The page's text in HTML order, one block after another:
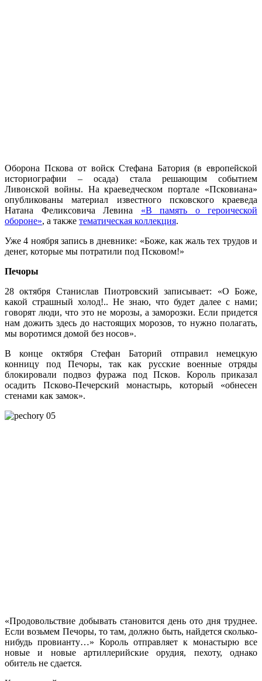
Оборона Пскова от войск Стефана Батория (в европейской
историографии – осада) стала решающим событием
Ливонской войны. На краеведческом портале «Псковиана»
опубликованы материал известного псковского краеведа
Натана Феликсовича Левина «В память о героической
обороне», а также тематическая коллекция.
Уже 4 ноября запись в дневнике: «Боже, как жаль тех трудов и
денег, которые мы потратили под Псковом!»
Печоры
28 октября Станислав Пиотровский записывает: «О Боже,
какой страшный холод!.. Не знаю, что будет далее с нами;
говорят люди, что это не морозы, а заморозки. Если придется
нам дожить здесь до настоящих морозов, то нужно полагать,
мы воротимся домой без носов».
В конце октября Стефан Баторий отправил немецкую
конницу под Печоры, так как русские военные отряды
блокировали подвоз фуража под Псков. Король приказал
осадить Псково-Печерский монастырь, который «обнесен
стенами как замок».
«Продовольствие добывать становится день ото дня труднее.
Если возьмем Печоры, то там, должно быть, найдется сколько-
нибудь провианту…» Король отправляет к монастырю все
новые и новые артиллерийские орудия, пехоту, однако
обитель не сдается.